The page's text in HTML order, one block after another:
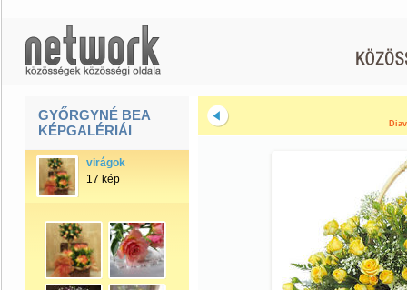
GYŐRGYNÉ BEA
KÉPGALÉRIÁI
virágok
17 kép